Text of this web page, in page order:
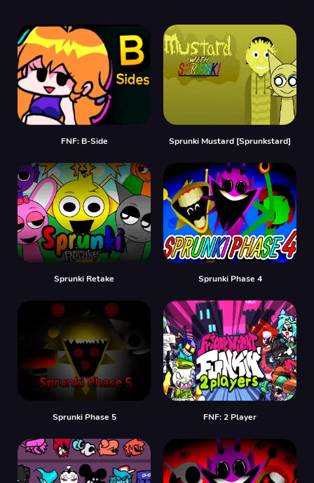
FNF: B-Side Sprunki Mustard [Sprunkstard]
Sprunki Retake Sprunki Phase 4
Sprunki Phase 5 FNF: 2 Player